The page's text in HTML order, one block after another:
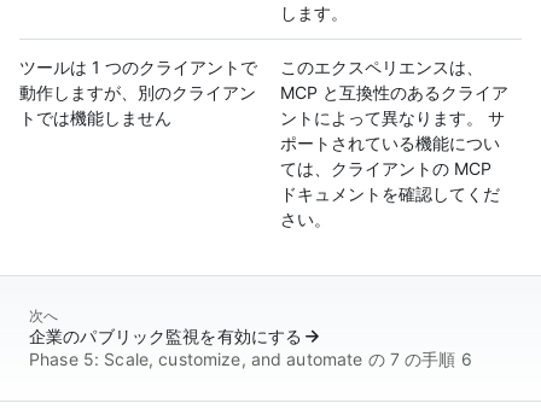
します。
ツールは 1 つのクライアントで
動作しますが、別のクライアン
トでは機能しません
このエクスペリエンスは、
MCP と互換性のあるクライア
ントによって異なります。 サ
ポートされている機能につい
ては、クライアントの MCP
ドキュメントを確認してくだ
さい。
次へ
企業のパブリック監視を有効にする
Phase 5: Scale, customize, and automate の 7 の手順 6